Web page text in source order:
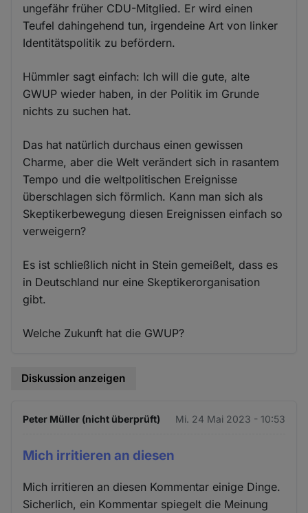
ungefähr früher CDU-Mitglied. Er wird einen
Teufel dahingehend tun, irgendeine Art von linker
Identitätspolitik zu befördern.
Hümmler sagt einfach: Ich will die gute, alte
GWUP wieder haben, in der Politik im Grunde
nichts zu suchen hat.
Das hat natürlich durchaus einen gewissen
Charme, aber die Welt verändert sich in rasantem
Tempo und die weltpolitischen Ereignisse
überschlagen sich förmlich. Kann man sich als
Skeptikerbewegung diesen Ereignissen einfach so
verweigern?
Es ist schließlich nicht in Stein gemeißelt, dass es
in Deutschland nur eine Skeptikerorganisation
gibt.
Welche Zukunft hat die GWUP?
Diskussion anzeigen
Peter Müller (nicht überprüft) Mi. 24 Mai 2023 - 10:53
Mich irritieren an diesen
Mich irritieren an diesen Kommentar einige Dinge.
Sicherlich, ein Kommentar spiegelt die Meinung